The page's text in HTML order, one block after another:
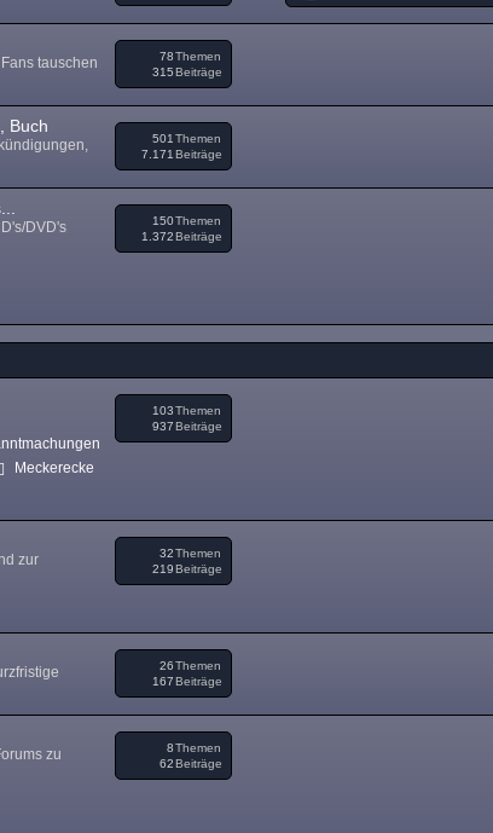
tauschen
Themen
78
Beiträge
315
Buch
Themen
501
Beiträge
7.171
DVD's
Themen
150
Beiträge
1.372
Themen
103
Beiträge
937
Meckerecke
zur
Themen
32
Beiträge
219
Themen
26
Beiträge
167
zu
Themen
8
Beiträge
62